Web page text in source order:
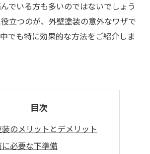
でいる方も多いのではないでしょう
立つのが、外壁塗装の意外なワザで
でも特に効果的な方法をご紹介しま
目次
のメリットとデメリット
必要な下準備